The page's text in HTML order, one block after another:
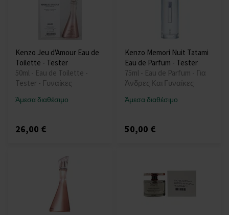
Kenzo Jeu d'Amour Eau de
Toilette - Tester
50ml - Eau de Toilette -
Tester - Γυναίκες
Άμεσα διαθέσιμο
26,00 €
Kenzo Memori Nuit Tatami
Eau de Parfum - Tester
75ml - Eau de Parfum - Για
Άνδρες Και Γυναίκες
Άμεσα διαθέσιμο
50,00 €